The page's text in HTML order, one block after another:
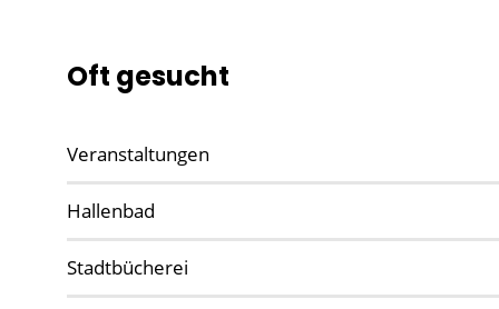
Oft gesucht
Veranstaltungen
Hallenbad
Stadtbücherei